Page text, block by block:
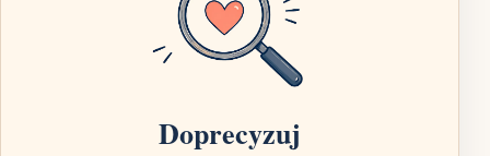
Doprecyzuj